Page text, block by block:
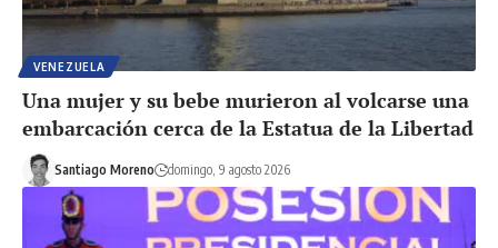
VENEZUELA
Una mujer y su bebe murieron al volcarse una
embarcación cerca de la Estatua de la Libertad
Santiago Moreno domingo, 9 agosto 2026